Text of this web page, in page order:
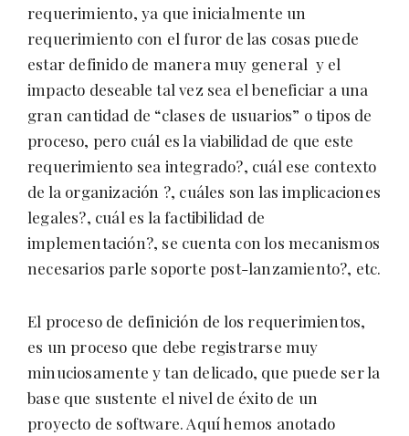
requerimiento, ya que inicialmente un
requerimiento con el furor de las cosas puede
estar definido de manera muy general y el
impacto deseable tal vez sea el beneficiar a una
gran cantidad de “clases de usuarios” o tipos de
proceso, pero cuál es la viabilidad de que este
requerimiento sea integrado?, cuál ese contexto
de la organización ?, cuáles son las implicaciones
legales?, cuál es la factibilidad de
implementación?, se cuenta con los mecanismos
necesarios parle soporte post-lanzamiento?, etc.
El proceso de definición de los requerimientos,
es un proceso que debe registrarse muy
minuciosamente y tan delicado, que puede ser la
base que sustente el nivel de éxito de un
proyecto de software. Aquí hemos anotado